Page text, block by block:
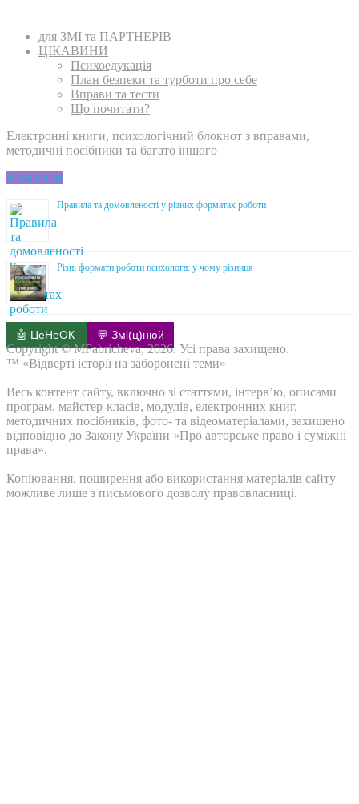
для ЗМІ та ПАРТНЕРІВ
ЦІКАВИНИ
Психоедукація
План безпеки та турботи про себе
Вправи та тести
Що почитати?
Електронні книги, психологічний блокнот з вправами,
методичні посібники та багато іншого
У магазин
Правила та домовленості у різних форматах роботи
Різні формати роботи психолога: у чому різниця
🤖 ЦеНеОК 💬 Змі(ц)нюй
Copyright © MFabricheva, 2026. Усі права захищено.
™ «Відверті історії на заборонені теми»
Весь контент сайту, включно зі статтями, інтерв’ю, описами
програм, майстер-класів, модулів, електронних книг,
методичних посібників, фото- та відеоматеріалами, захищено
відповідно до Закону України «Про авторське право і суміжні
права».
Копіювання, поширення або використання матеріалів сайту
можливе лише з письмового дозволу правовласниці.